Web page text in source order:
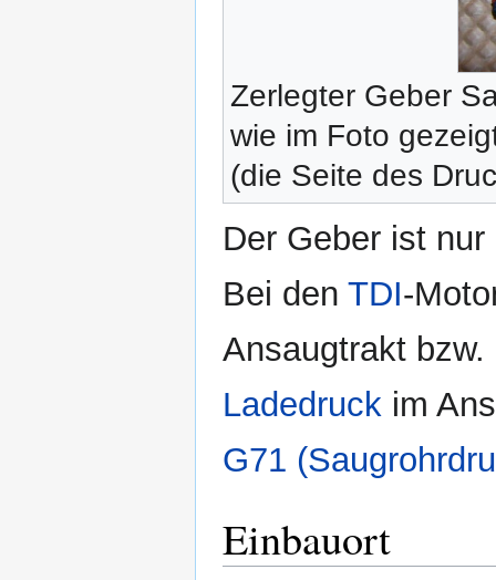
Zerlegter Geber
wie im Foto
(die Seite des
Der Geber ist
Bei den TDI-
Ansaugtrakt
Ladedruck im
G71
Einbauort